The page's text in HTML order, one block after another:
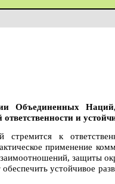
Объединенных
и
к
применение
защиты
устойчивое